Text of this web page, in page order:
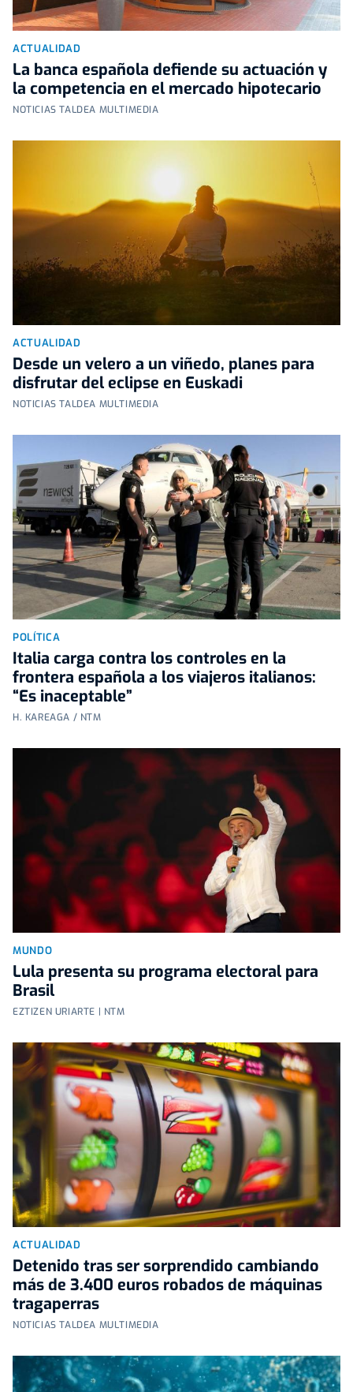
ACTUALIDAD
La banca española defiende su actuación y
la competencia en el mercado hipotecario
NOTICIAS TALDEA MULTIMEDIA
ACTUALIDAD
Desde un velero a un viñedo, planes para
disfrutar del eclipse en Euskadi
NOTICIAS TALDEA MULTIMEDIA
POLÍTICA
Italia carga contra los controles en la
frontera española a los viajeros italianos:
“Es inaceptable”
H. KAREAGA / NTM
MUNDO
Lula presenta su programa electoral para
Brasil
EZTIZEN URIARTE | NTM
ACTUALIDAD
Detenido tras ser sorprendido cambiando
más de 3.400 euros robados de máquinas
tragaperras
NOTICIAS TALDEA MULTIMEDIA